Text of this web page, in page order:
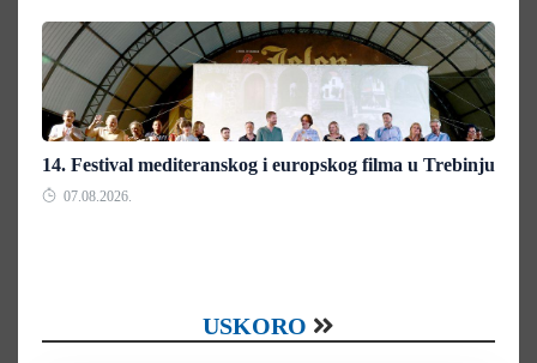
14. Festival mediteranskog i europskog filma u Trebinju
07.08.2026.
USKORO